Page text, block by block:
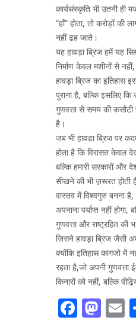
कार्यसंस्कृति भी उतनी ही
“हाँ” होता, तो करोड़ों की
नहीं ढह जाते।
यह हावड़ा ब्रिज हमें यह
निर्माण केवल मशीनों से
हावड़ा ब्रिज का इतिहास
पुराना है, बल्कि इसलिए
गुणवत्ता से समय की कसौटी
है।
जब भी हावड़ा ब्रिज पर
होता है कि विरासत केवल
बल्कि हमारी सरकारों और
सीखने की भी ज़रूरत होती
वास्तव में विश्वगुरु बनना
अपनाना पर्याप्त नहीं होगा,
गुणवत्ता और राष्ट्रहित की
जिसने हावड़ा ब्रिज जैसी
क्योंकि इतिहास कागजो में
रहता है,जो अपनी गुणवत्ता
किनारों को नहीं, बल्कि